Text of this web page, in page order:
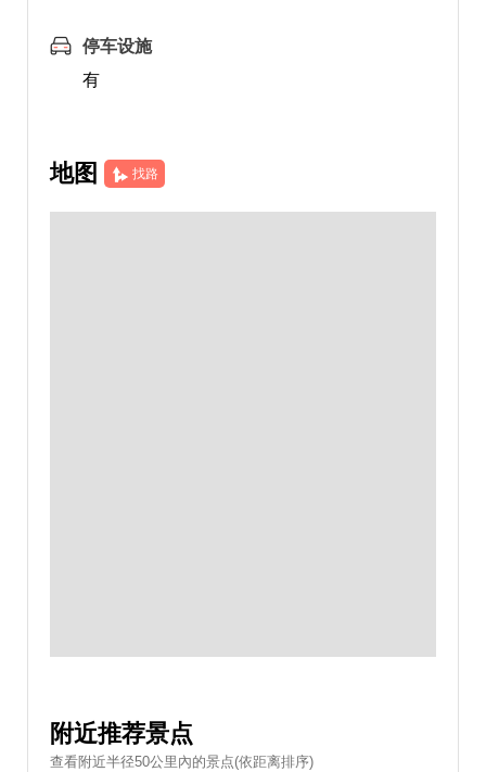
停车设施
有
地图 找路
附近推荐景点
查看附近半径50公里內的景点(依距离排序)